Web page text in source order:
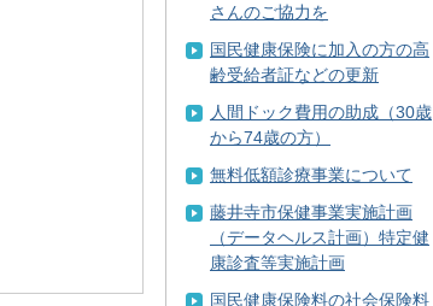
さんのご協力を
国民健康保険に加入の方の高
齢受給者証などの更新
人間ドック費用の助成（30歳
から74歳の方）
無料低額診療事業について
藤井寺市保健事業実施計画
（データヘルス計画）特定健
康診査等実施計画
国民健康保険料の社会保険料